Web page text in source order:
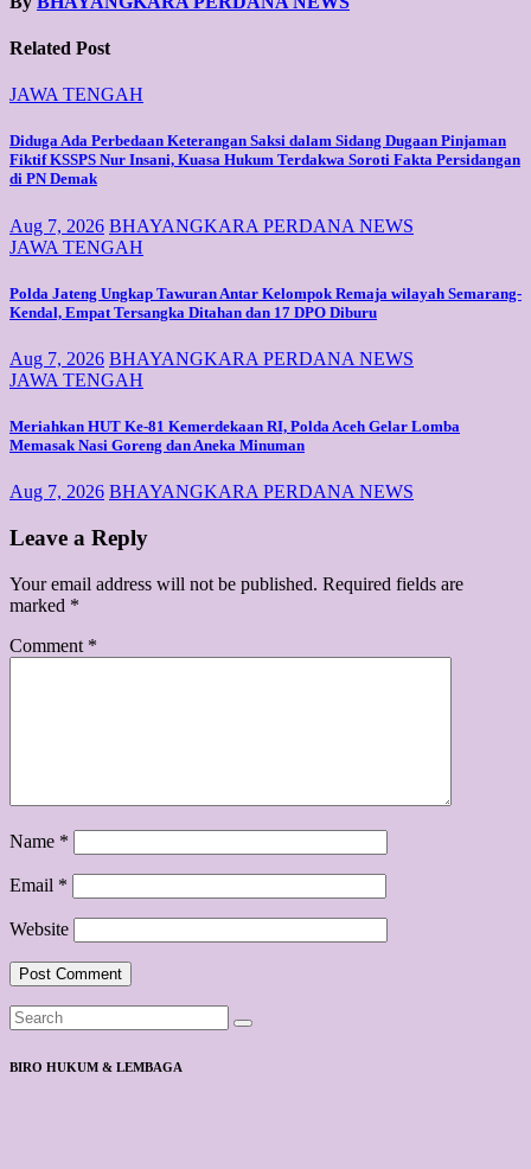
Related Post
JAWA TENGAH
Diduga Ada Perbedaan Keterangan Saksi dalam Sidang Dugaan Pinjaman
Fiktif KSSPS Nur Insani, Kuasa Hukum Terdakwa Soroti Fakta Persidangan
di PN Demak
Aug 7, 2026 BHAYANGKARA PERDANA NEWS
JAWA TENGAH
Polda Jateng Ungkap Tawuran Antar Kelompok Remaja wilayah Semarang-
Kendal, Empat Tersangka Ditahan dan 17 DPO Diburu
Aug 7, 2026 BHAYANGKARA PERDANA NEWS
JAWA TENGAH
Meriahkan HUT Ke-81 Kemerdekaan RI, Polda Aceh Gelar Lomba
Memasak Nasi Goreng dan Aneka Minuman
Aug 7, 2026 BHAYANGKARA PERDANA NEWS
Leave a Reply
Your email address will not be published. Required fields are
marked *
Comment *
Name *
Email *
Website
BIRO HUKUM & LEMBAGA